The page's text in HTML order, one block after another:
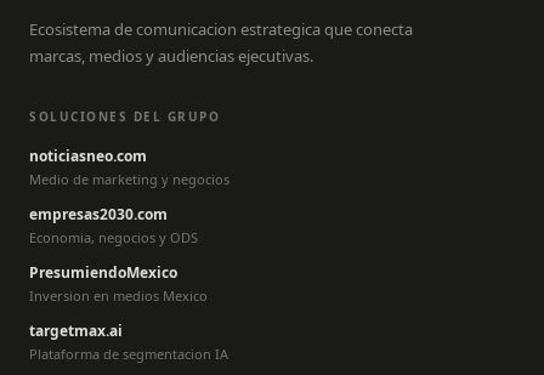
Ecosistema de comunicacion estrategica que conecta
marcas, medios y audiencias ejecutivas.
SOLUCIONES DEL GRUPO
noticiasneo.com
Medio de marketing y negocios
empresas2030.com
Economia, negocios y ODS
PresumiendoMexico
Inversion en medios Mexico
targetmax.ai
Plataforma de segmentacion IA